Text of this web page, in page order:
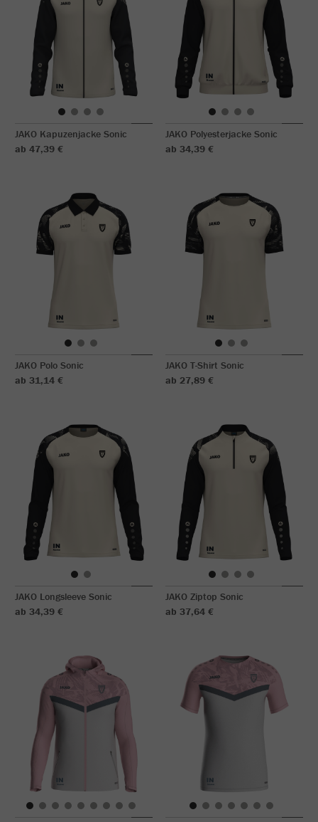
JAKO Kapuzenjacke Sonic
ab 47,39 €
JAKO Polyesterjacke Sonic
ab 34,39 €
JAKO Polo Sonic
ab 31,14 €
JAKO T-Shirt Sonic
ab 27,89 €
JAKO Longsleeve Sonic
ab 34,39 €
JAKO Ziptop Sonic
ab 37,64 €